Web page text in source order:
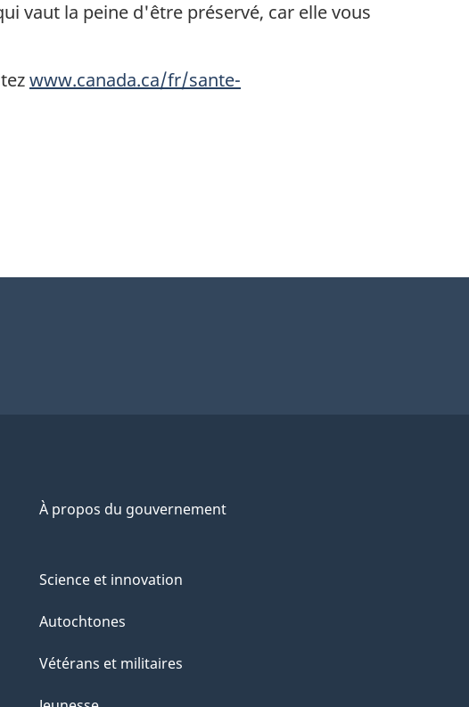
vaut la peine d'être préservé, car elle vous
www.canada.ca/fr/sante-
À propos du gouvernement
Science et innovation
Autochtones
Vétérans et militaires